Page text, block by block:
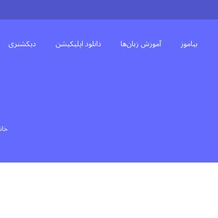
بیاموز آموزش زبان‌ها دانلود اپلیکیشن دیکشنری